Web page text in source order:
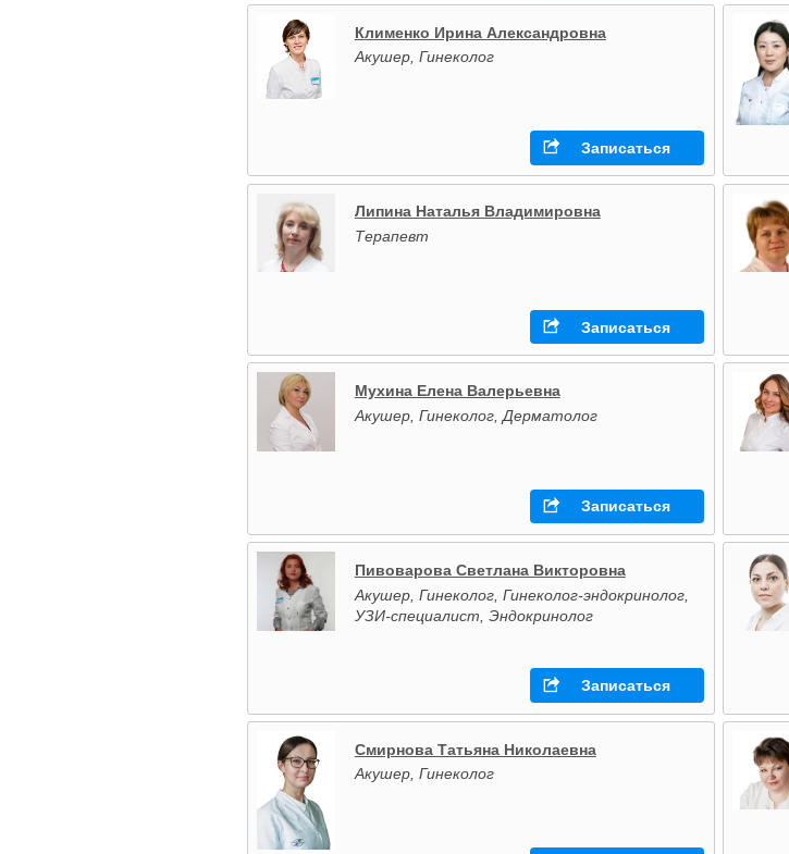
Клименко Ирина Александровна
Акушер, Гинеколог
Записаться
Липина Наталья Владимировна
Терапевт
Записаться
Мухина Елена Валерьевна
Акушер, Гинеколог, Дерматолог
Записаться
Пивоварова Светлана Викторовна
Акушер, Гинеколог, Гинеколог-эндокринолог,
УЗИ-специалист, Эндокринолог
Записаться
Смирнова Татьяна Николаевна
Акушер, Гинеколог